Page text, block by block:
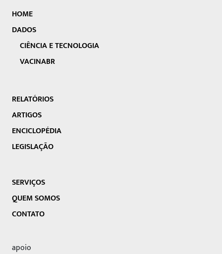
HOME
DADOS
CIÊNCIA E TECNOLOGIA
VACINABR
RELATÓRIOS
ARTIGOS
ENCICLOPÉDIA
LEGISLAÇÃO
SERVIÇOS
QUEM SOMOS
CONTATO
apoio